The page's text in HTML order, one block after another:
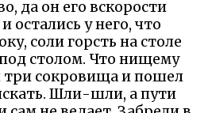
да он его вскорости
остались у него, что
соли горсть на столе
столом. Что нищему
три сокровища и пошел
Шли-шли, а пути